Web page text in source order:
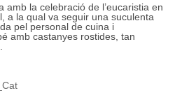
amb la celebració de l’eucaristia en
a la qual va seguir una suculenta
pel personal de cuina i
amb castanyes rostides, tan